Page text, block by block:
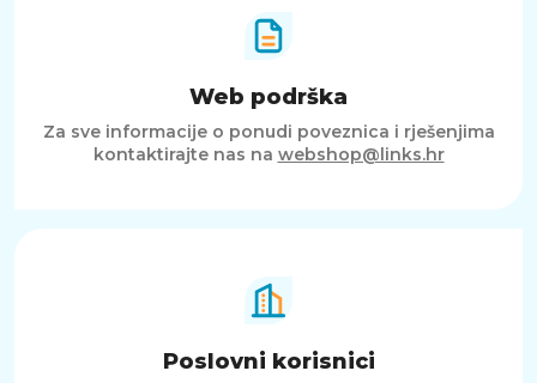
Web podrška
Za sve informacije o ponudi poveznica i rješenjima
kontaktirajte nas na webshop@links.hr
Poslovni korisnici